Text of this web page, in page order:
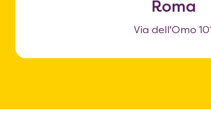
Roma
Via dell'Omo 101